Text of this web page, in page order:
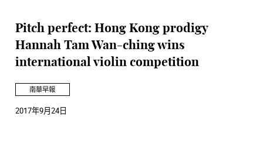
Pitch perfect: Hong Kong prodigy
Hannah Tam Wan-ching wins
international violin competition
南華早報
2017年9月24日